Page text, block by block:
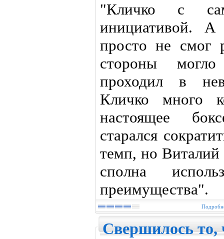
"Кличко с
инициативой.
просто не смог
стороны
проходил в
Кличко много
настоящее
старался
темп, но Виталий
сполна
преимущества".
Свершилось то,